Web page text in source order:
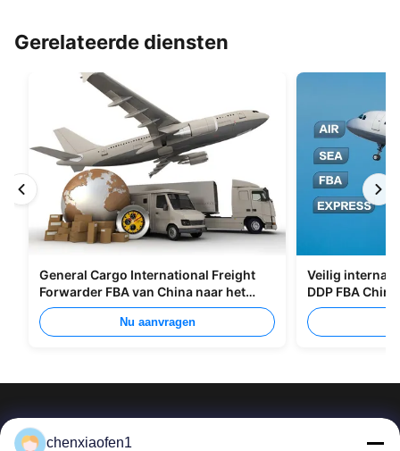
Gerelateerde diensten
General Cargo International Freight
Forwarder FBA van China naar het
Verenigd Koninkrijk Italië Portugal
Nu aanvragen
Veilig
DDP FBA
chenxiaofen1